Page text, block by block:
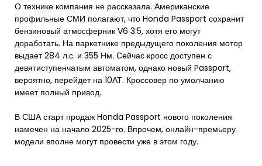
О технике компания не рассказала. Американские
профильные СМИ полагают, что Honda Passport сохранит
бензиновый атмосферник V6 3.5, хотя его могут
доработать. На паркетнике предыдущего поколения мотор
выдает 284 л.с. и 355 Нм. Сейчас кросс доступен с
девятиступенчатым автоматом, однако новый Passport,
вероятно, перейдет на 10АТ. Кроссовер по умолчанию
имеет полный привод.
В США старт продаж Honda Passport нового поколения
намечен на начало 2025-го. Впрочем, онлайн-премьеру
модели вполне могут провести уже в этом году.